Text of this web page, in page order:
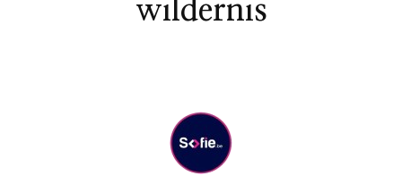
wildernis